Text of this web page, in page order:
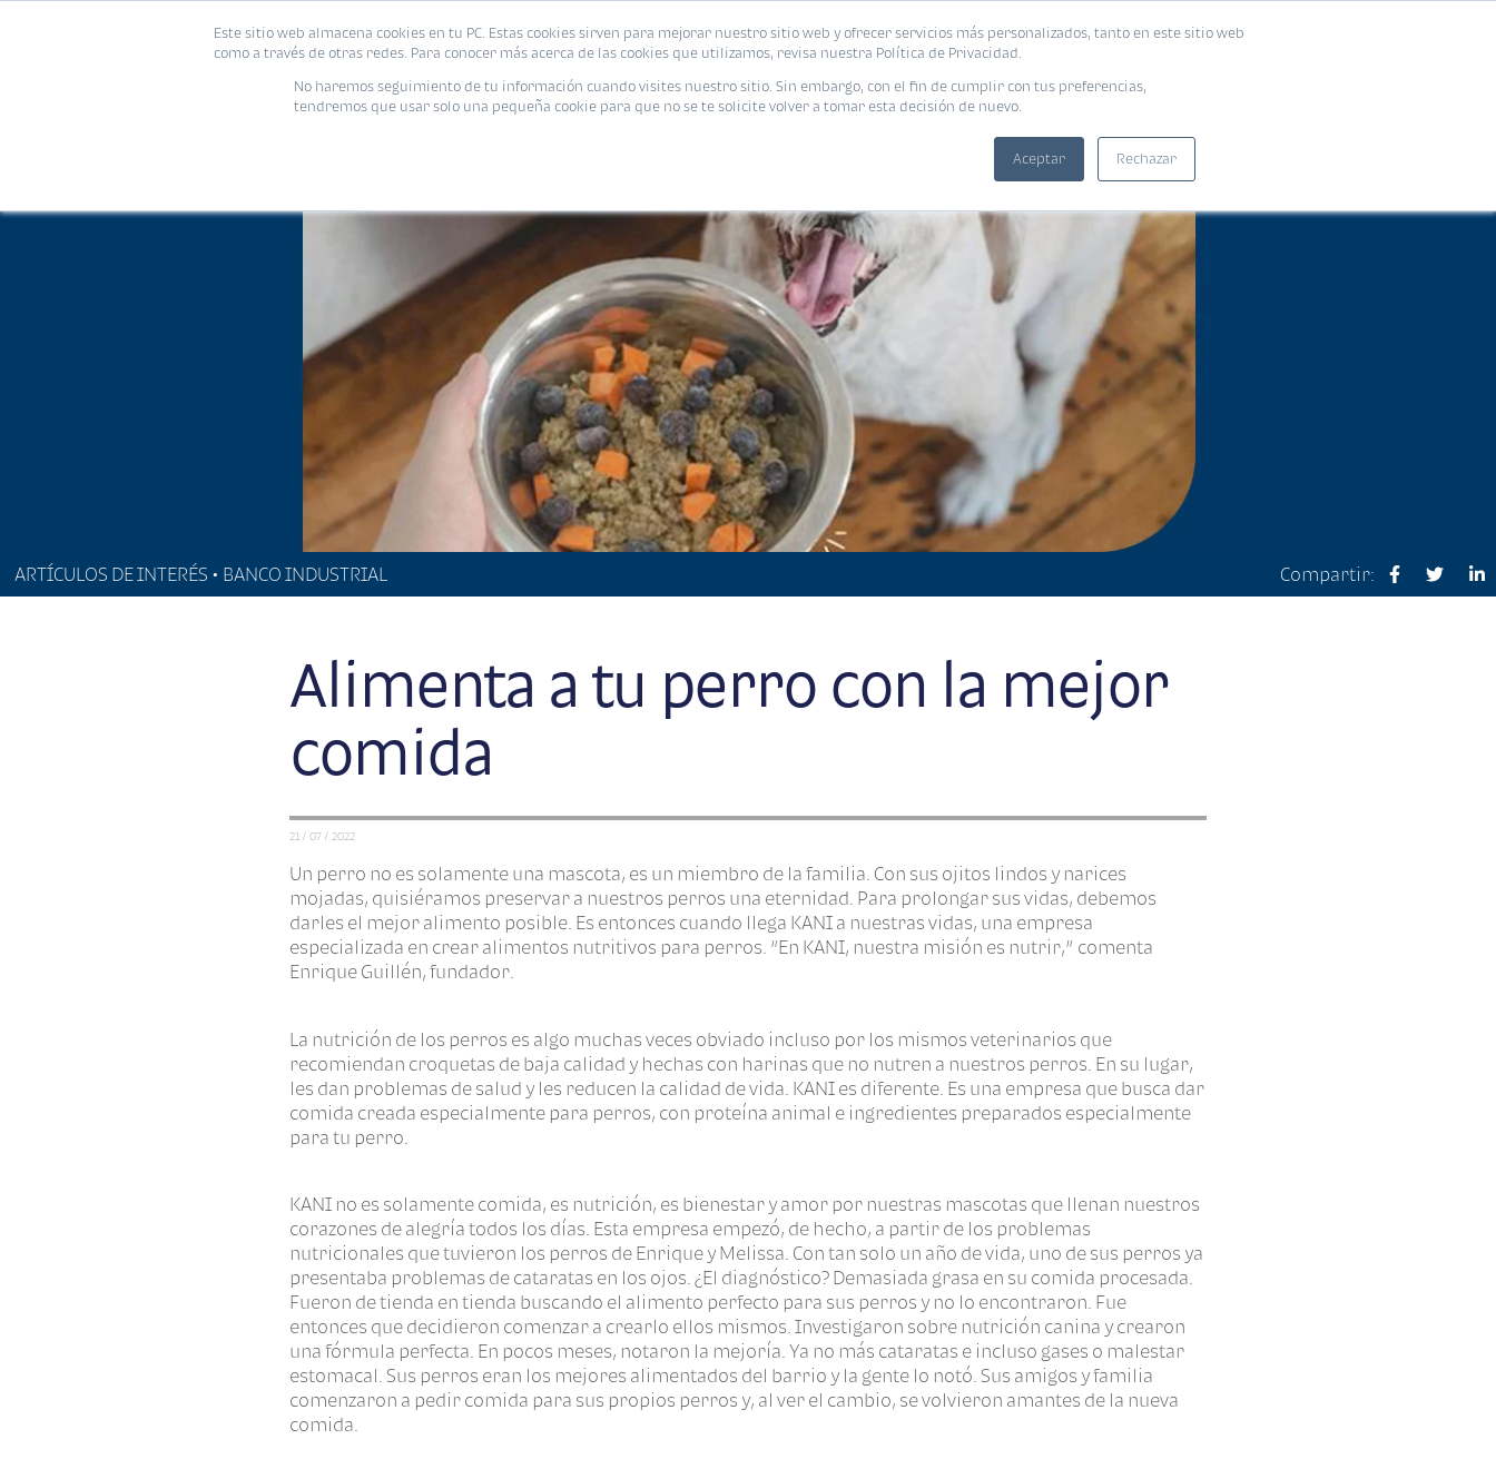
Este sitio web almacena cookies en tu PC. Estas cookies sirven para mejorar nuestro sitio web y ofrecer servicios más personalizados, tanto en este sitio web
como a través de otras redes. Para conocer más acerca de las cookies que utilizamos, revisa nuestra Política de Privacidad.
No haremos seguimiento de tu información cuando visites nuestro sitio. Sin embargo, con el fin de cumplir con tus preferencias,
tendremos que usar solo una pequeña cookie para que no se te solicite volver a tomar esta decisión de nuevo.
Aceptar Rechazar
PROMOCIONES CALCULADORAS EBOOKS
ARTÍCULOS DE INTERÉS • BANCO INDUSTRIAL Compartir:
Alimenta a tu perro con la mejor
comida
21 / 07 / 2022
Un perro no es solamente una mascota, es un miembro de la familia. Con sus ojitos lindos y narices
mojadas, quisiéramos preservar a nuestros perros una eternidad. Para prolongar sus vidas, debemos
darles el mejor alimento posible. Es entonces cuando llega KANI a nuestras vidas, una empresa
especializada en crear alimentos nutritivos para perros. “En KANI, nuestra misión es nutrir,” comenta
Enrique Guillén, fundador.
La nutrición de los perros es algo muchas veces obviado incluso por los mismos veterinarios que
recomiendan croquetas de baja calidad y hechas con harinas que no nutren a nuestros perros. En su lugar,
les dan problemas de salud y les reducen la calidad de vida. KANI es diferente. Es una empresa que busca dar
comida creada especialmente para perros, con proteína animal e ingredientes preparados especialmente
para tu perro.
KANI no es solamente comida, es nutrición, es bienestar y amor por nuestras mascotas que llenan nuestros
corazones de alegría todos los días. Esta empresa empezó, de hecho, a partir de los problemas
nutricionales que tuvieron los perros de Enrique y Melissa. Con tan solo un año de vida, uno de sus perros ya
presentaba problemas de cataratas en los ojos. ¿El diagnóstico? Demasiada grasa en su comida procesada.
Fueron de tienda en tienda buscando el alimento perfecto para sus perros y no lo encontraron. Fue
entonces que decidieron comenzar a crearlo ellos mismos. Investigaron sobre nutrición canina y crearon
una fórmula perfecta. En pocos meses, notaron la mejoría. Ya no más cataratas e incluso gases o malestar
estomacal. Sus perros eran los mejores alimentados del barrio y la gente lo notó. Sus amigos y familia
comenzaron a pedir comida para sus propios perros y, al ver el cambio, se volvieron amantes de la nueva
comida.